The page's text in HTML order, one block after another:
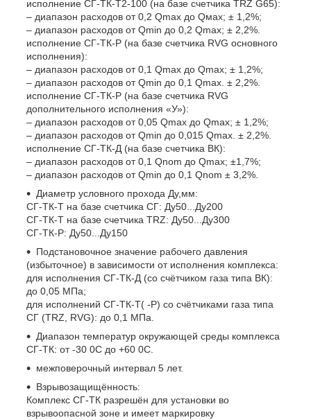
исполнение СГ-ТК-Т2-100 (на базе счетчика TRZ G65):
– диапазон расходов от 0,2 Qmax до Qмах; ± 1,2%;
– диапазон расходов от Qmin до 0,2 Qmax; ± 2,2%.
исполнение СГ-ТК-Р (на базе счетчика RVG основного
исполнения):
– диапазон расходов от 0,1 Qmax до Qmax; ± 1,2%;
– диапазон расходов от Qmin до 0,1 Qmax. ± 2,2%.
исполнение СГ-ТК-Р (на базе счетчика RVG
дополнительного исполнения «У»):
– диапазон расходов от 0,05 Qmax до Qmax; ± 1,2%;
– диапазон расходов от Qmin до 0,015 Qmax. ± 2,2%.
исполнение СГ-ТК-Д (на базе счетчика ВК):
– диапазон расходов от 0,1 Qnom до Qmax; ±1,7%;
– диапазон расходов от Qmin до 0,1 Qnom ± 3,2%.
Диаметр условного прохода Ду,мм:
СГ-ТК-Т на базе счетчика СГ: Ду50...Ду200
СГ-ТК-Т на базе счетчика TRZ: Ду50...Ду300
СГ-ТК-Р: Ду50...Ду150
Подстановочное значение рабочего давления
(избыточное) в зависимости от исполнения комплекса:
для исполнения СГ-ТК-Д (со счётчиком газа типа ВК):
до 0,05 МПа;
для исполнений СГ-ТК-Т( -Р) со счётчиками газа типа
СГ (TRZ, RVG): до 0,1 МПа.
Диапазон температур окружающей среды комплекса
СГ-ТК: от -30 0С до +60 0С.
межповерочный интервал 5 лет.
Взрывозащищённость:
Комплекс СГ-ТК разрешён для установки во
взрывоопасной зоне и имеет маркировку